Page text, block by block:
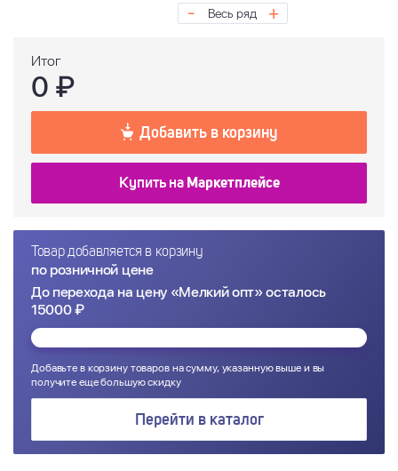
- Весь ряд +
Итог
0 ₽
Добавить в корзину
Купить на Маркетплейсе
Товар добавляется в корзину
по розничной цене
До перехода на цену «Мелкий опт» осталось
15000 ₽
Добавьте в корзину товаров на сумму, указанную выше и вы
получите еще большую скидку
Перейти в каталог